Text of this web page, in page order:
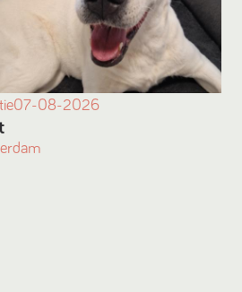
07-08-2026